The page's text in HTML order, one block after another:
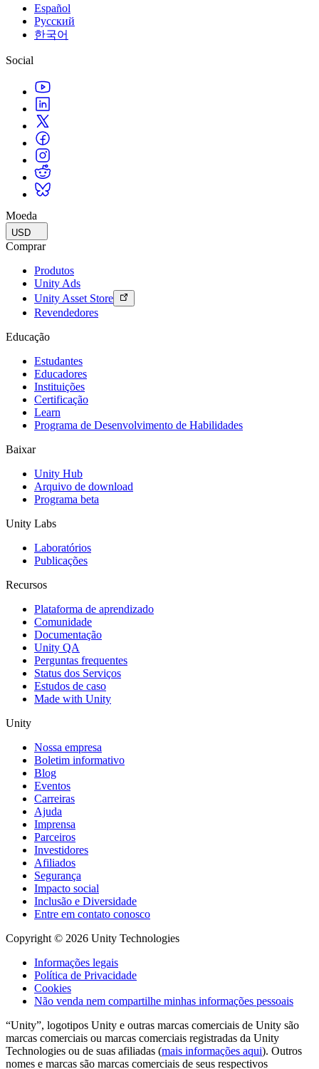
Español
Русский
한국어
Social
Moeda
USD
Comprar
Produtos
Unity Ads
Unity Asset Store
Revendedores
Educação
Estudantes
Educadores
Instituições
Certificação
Learn
Programa de Desenvolvimento de Habilidades
Baixar
Unity Hub
Arquivo de download
Programa beta
Unity Labs
Laboratórios
Publicações
Recursos
Plataforma de aprendizado
Comunidade
Documentação
Unity QA
Perguntas frequentes
Status dos Serviços
Estudos de caso
Made with Unity
Unity
Nossa empresa
Boletim informativo
Blog
Eventos
Carreiras
Ajuda
Imprensa
Parceiros
Investidores
Afiliados
Segurança
Impacto social
Inclusão e Diversidade
Entre em contato conosco
Copyright © 2026 Unity Technologies
Informações legais
Política de Privacidade
Cookies
Não venda nem compartilhe minhas informações pessoais
“Unity”, logotipos Unity e outras marcas comerciais de Unity são
marcas comerciais ou marcas comerciais registradas da Unity
Technologies ou de suas afiliadas (mais informações aqui). Outros
nomes e marcas são marcas comerciais de seus respectivos